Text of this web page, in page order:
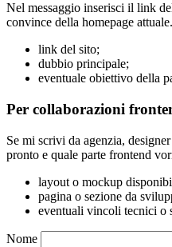
Nel messaggio inserisci il link
convince della homepage attuale.
link del sito;
dubbio principale;
eventuale obiettivo della
Per collaborazioni
Se mi scrivi da agenzia,
pronto e quale parte frontend
layout o mockup
pagina o sezione da
eventuali vincoli tecnici o
Nome